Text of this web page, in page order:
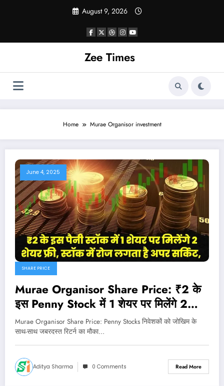
August 9, 2026
Zee Times
Home Murae Organisor investment
June 4, 2025
SHARE PRICE
Murae Organisor Share Price: ₹2 के
इस Penny Stock में 1 शेयर पर मिलेंगे 2
शेयर फ्री, स्टॉक में रोज लगता है अपर सर्किट,
जाने पूरी डिटेल्स
Murae Organisor Share Price: Penny Stocks निवेशकों को जोखिम के
साथ-साथ जबरदस्त रिटर्न का मौका…
Aditya Sharma 0 Comments Read More